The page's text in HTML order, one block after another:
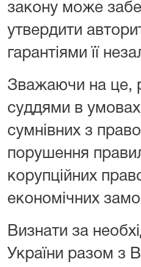
закону може
утвердити
гарантіями її
Зважаючи на це,
суддями в умовах
сумнівних з
порушення правил
корупційних
економічних
Визнати за
України разом з